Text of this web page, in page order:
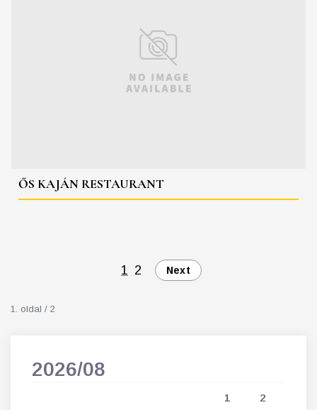
ŐS KAJÁN RESTAURANT
1 2 Next
1. oldal / 2
2026/08
1 2